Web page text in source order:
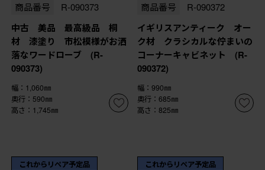
商品番号 R-090373
中古 美品 最高級品 桐
材 漆塗り 市松模様がお洒
落なワードローブ (R-
090373)
幅：1,060㎜
奥行：590㎜
高さ：1,745㎜
商品番号 R-090372
イギリスアンティーク オー
ク材 クラシカルな佇まいの
コーナーキャビネット (R-
090372)
幅：990㎜
奥行：685㎜
高さ：825㎜
これからリペア予定品 これからリペア予定品